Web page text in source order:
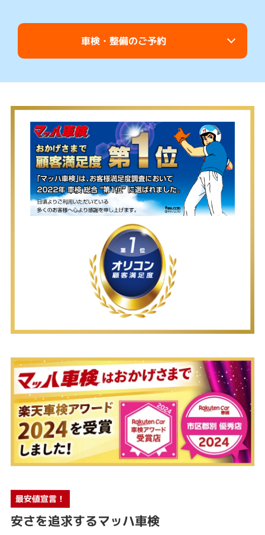
車検・整備のご予約
最安値宣言！
安さを追求するマッハ車検